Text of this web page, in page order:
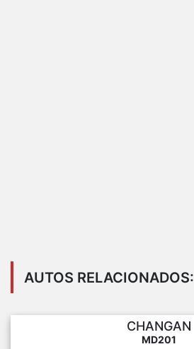
AUTOS RELACIONADOS:
CHANGAN
MD201